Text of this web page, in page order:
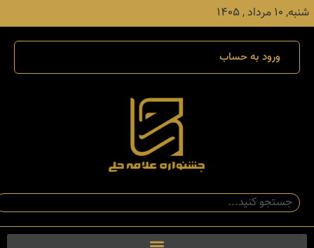
شنبه, ۱۰ مرداد , ۱۴۰۵
ورود به حساب